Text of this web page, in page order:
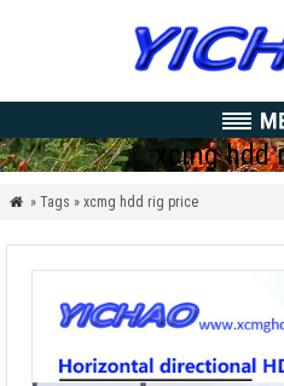
xcmg hdd
 » Tags » xcmg hdd rig price